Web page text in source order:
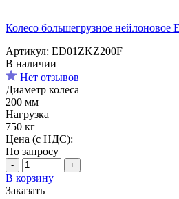
Колесо большегрузное нейлоновое
Артикул: ED01ZKZ200F
В наличии
Нет отзывов
Диаметр колеса
200 мм
Нагрузка
750 кг
Цена (с НДС):
По запросу
- +
В корзину
Заказать